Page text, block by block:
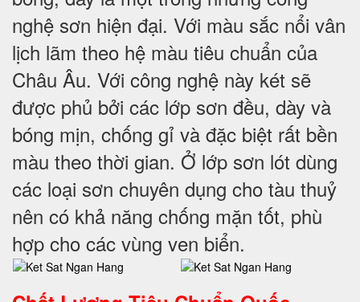
nghệ sơn hiện đại. Với màu sắc nổi vân
lịch lãm theo hệ màu tiêu chuẩn của
Châu Âu. Với công nghệ này két sẽ
được phủ bởi các lớp sơn đều, dày và
bóng mịn, chống gỉ và đặc biệt rất bền
màu theo thời gian. Ở lớp sơn lót dùng
các loại sơn chuyên dụng cho tàu thuỷ
nên có khả năng chống mặn tốt, phù
hợp cho các vùng ven biển.